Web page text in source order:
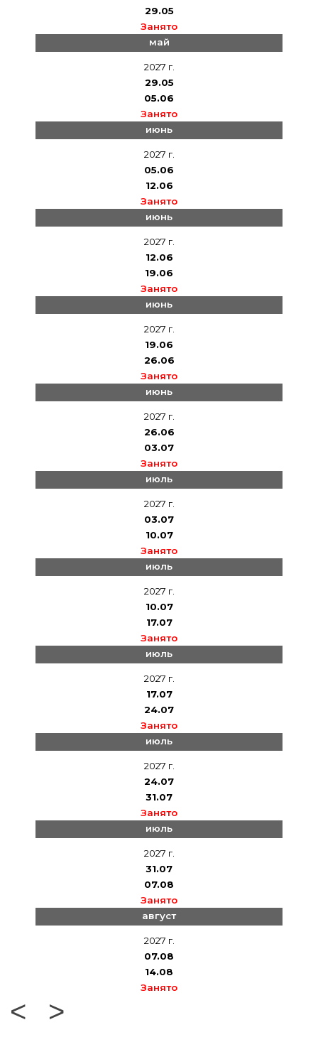
29.05
Занято
май
2027 г.
29.05
05.06
Занято
июнь
2027 г.
05.06
12.06
Занято
июнь
2027 г.
12.06
19.06
Занято
июнь
2027 г.
19.06
26.06
Занято
июнь
2027 г.
26.06
03.07
Занято
июль
2027 г.
03.07
10.07
Занято
июль
2027 г.
10.07
17.07
Занято
июль
2027 г.
17.07
24.07
Занято
июль
2027 г.
24.07
31.07
Занято
июль
2027 г.
31.07
07.08
Занято
август
2027 г.
07.08
14.08
Занято
< >